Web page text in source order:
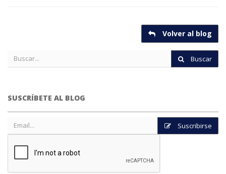
Volver al blog
Buscar
SUSCRÍBETE AL BLOG
Suscribirse